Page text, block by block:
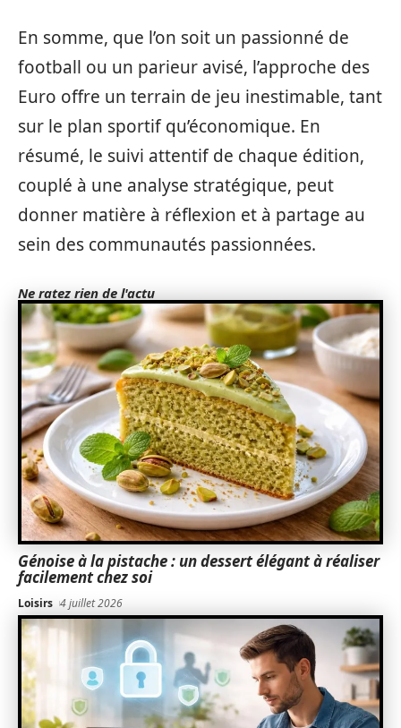
En somme, que l’on soit un passionné de
football ou un parieur avisé, l’approche des
Euro offre un terrain de jeu inestimable, tant
sur le plan sportif qu’économique. En
résumé, le suivi attentif de chaque édition,
couplé à une analyse stratégique, peut
donner matière à réflexion et à partage au
sein des communautés passionnées.
Ne ratez rien de l'actu
Génoise à la pistache : un dessert élégant à réaliser
facilement chez soi
Loisirs 4 juillet 2026